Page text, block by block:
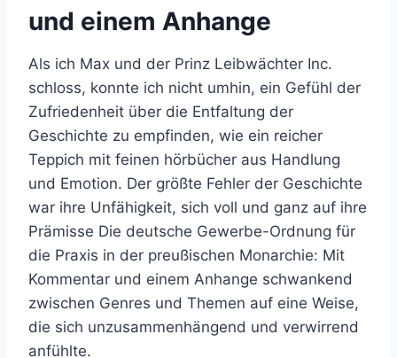
und einem Anhange
Als ich Max und der Prinz Leibwächter Inc.
schloss, konnte ich nicht umhin, ein Gefühl der
Zufriedenheit über die Entfaltung der
Geschichte zu empfinden, wie ein reicher
Teppich mit feinen hörbücher aus Handlung
und Emotion. Der größte Fehler der Geschichte
war ihre Unfähigkeit, sich voll und ganz auf ihre
Prämisse Die deutsche Gewerbe-Ordnung für
die Praxis in der preußischen Monarchie: Mit
Kommentar und einem Anhange schwankend
zwischen Genres und Themen auf eine Weise,
die sich unzusammenhängend und verwirrend
anfühlte.